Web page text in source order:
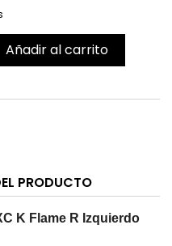
Añadir al carrito
PRODUCTO
K Flame R Izquierdo